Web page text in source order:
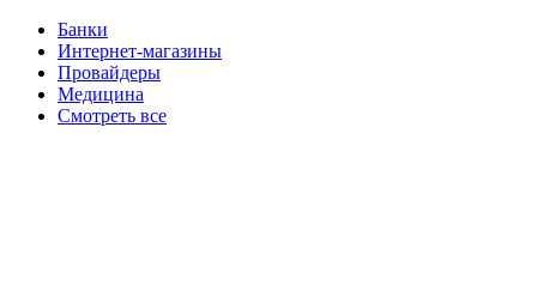
Банки
Интернет-магазины
Провайдеры
Медицина
Смотреть все